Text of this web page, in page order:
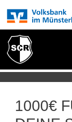
1000€